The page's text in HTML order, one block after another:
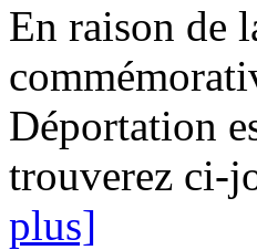
En raison de
Déportation
trouverez ci-
plus]